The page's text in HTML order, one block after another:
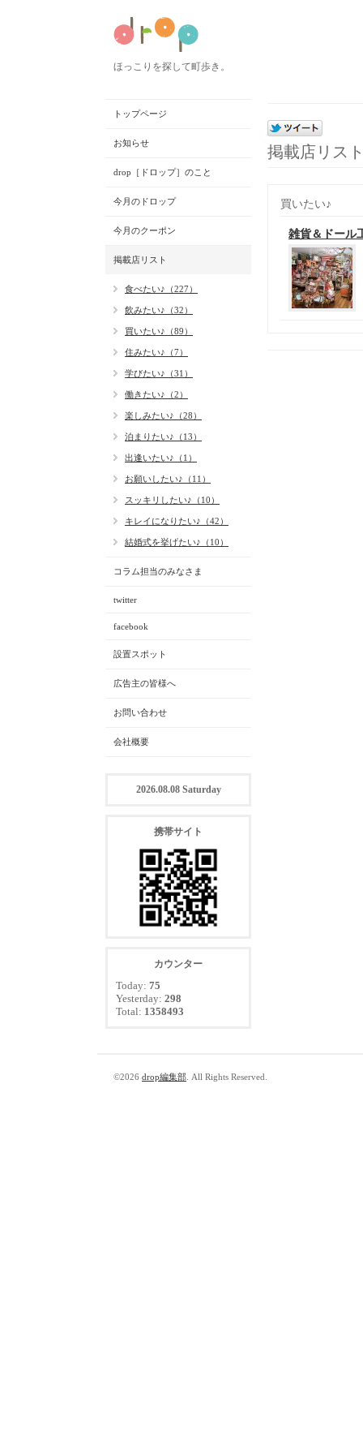
ほっこりを探して町歩き。
掲載店リス
買いたい♪
雑貨＆ドール
トップページ
お知らせ
drop［ドロップ］のこと
今月のドロップ
今月のクーポン
掲載店リスト
食べたい♪（227）
飲みたい♪（32）
買いたい♪（89）
住みたい♪（7）
学びたい♪（31）
働きたい♪（2）
楽しみたい♪（28）
泊まりたい♪（13）
出逢いたい♪（1）
お願いしたい♪（11）
スッキリしたい♪（10）
キレイになりたい♪（42）
結婚式を挙げたい♪（10）
コラム担当のみなさま
twitter
facebook
設置スポット
広告主の皆様へ
お問い合わせ
会社概要
2026.08.08 Saturday
携帯サイト
カウンター
Today: 75
Yesterday: 298
Total: 1358493
©2026 drop編集部 . All Rights Reserved.